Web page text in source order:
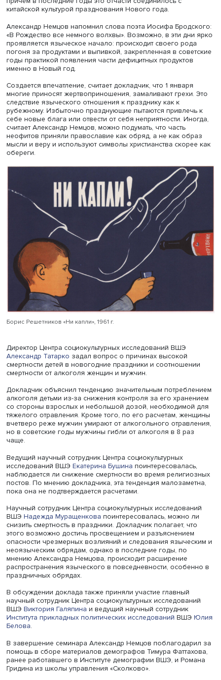
избыточная смертность выше в рождественские
нежели в Новый год, в Германии, напротив, избыточная
смертность выше в Новый год, но эти показатели
России.
В странах, где большинство населения исповедует
мусульманские праздники отмечается рост
больницы пациентов с сердечно-сосудистыми
В России смерти в новогодние праздники, по мнению
докладчика, наносят относительно небольшой урон по
сравнению с ростом заболеваемости и порождаемым
увеличением нагрузки на систему здравоохранения.
Резкий рост числа смертей в Новый год и дни
вызван, по мнению Александра Немцова, рубежностью
вперед. Многие отмечают эти праздники по принципу
встретишь Новый год, так его и проживешь»: люди
добыть необычные продукты, шьют особенную одежду,
причем в последние годы это отчасти соединилось с
китайской культурой празднования Нового года.
Александр Немцов напомнил слова поэта Иосифа
«В Рождество все немного волхвы». Возможно, в эти
проявляется языческое начало: происходит своего
погоня за продуктами и выпивкой, закрепленная в
годы практикой появления части дефицитных
именно в Новый год.
Создается впечатление, считает докладчик, что 1
многие приносят жертвоприношения, замаливают
рубежному. Избыточно празднующие пытаются
считает Александр Немцов, можно подумать, что часть
неофитов приняли православие как обряд, а не как
мысли и веру и используют символы христианства
обереги.
Борис Решетников «Ни капли», 1961 г.
Директор Центра социокультурных исследований ВШЭ
Александр Татаркозадал вопрос о причинах высокой
смертности детей в новогодние праздники и
смертности от алкоголя женщин и мужчин.
Докладчик объяснил тенденцию значительным
алкоголя детьми из-за снижения контроля за его
со стороны взрослых и небольшой дозой,